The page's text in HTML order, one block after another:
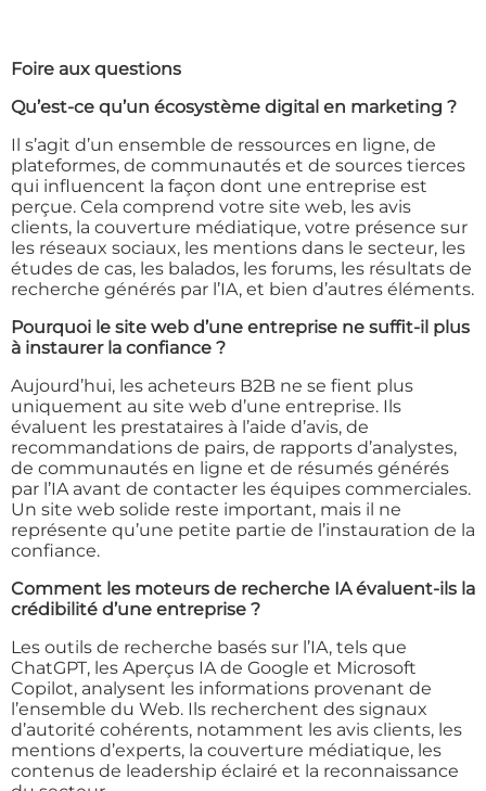
Foire aux questions
Qu’est-ce qu’un écosystème digital en marketing ?
Il s’agit d’un ensemble de ressources en ligne, de
plateformes, de communautés et de sources tierces
qui influencent la façon dont une entreprise est
perçue. Cela comprend votre site web, les avis
clients, la couverture médiatique, votre présence sur
les réseaux sociaux, les mentions dans le secteur, les
études de cas, les balados, les forums, les résultats de
recherche générés par l’IA, et bien d’autres éléments.
Pourquoi le site web d’une entreprise ne suffit-il plus
à instaurer la confiance ?
Aujourd’hui, les acheteurs B2B ne se fient plus
uniquement au site web d’une entreprise. Ils
évaluent les prestataires à l’aide d’avis, de
recommandations de pairs, de rapports d’analystes,
de communautés en ligne et de résumés générés
par l’IA avant de contacter les équipes commerciales.
Un site web solide reste important, mais il ne
représente qu’une petite partie de l’instauration de la
confiance.
Comment les moteurs de recherche IA évaluent-ils la
crédibilité d’une entreprise ?
Les outils de recherche basés sur l’IA, tels que
ChatGPT, les Aperçus IA de Google et Microsoft
Copilot, analysent les informations provenant de
l’ensemble du Web. Ils recherchent des signaux
d’autorité cohérents, notamment les avis clients, les
mentions d’experts, la couverture médiatique, les
contenus de leadership éclairé et la reconnaissance